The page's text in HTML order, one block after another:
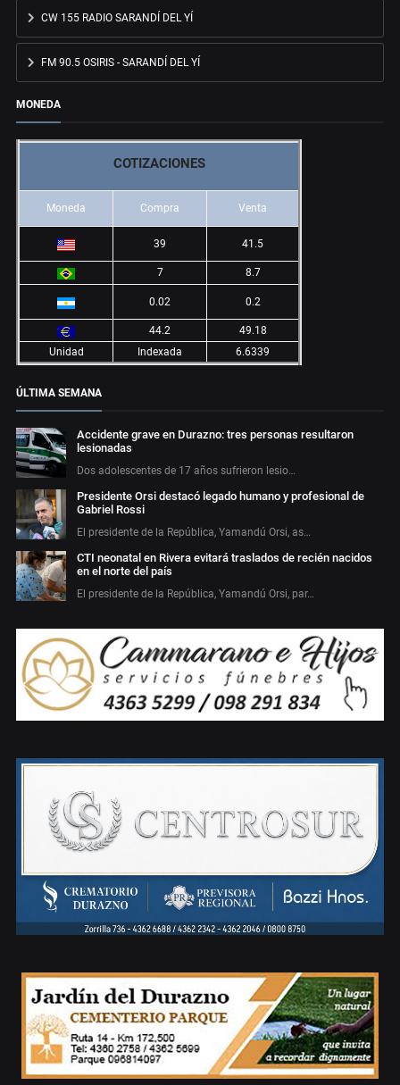
CW 155 RADIO SARANDÍ DEL YÍ
FM 90.5 OSIRIS - SARANDÍ DEL YÍ
MONEDA
COTIZACIONES
Moneda Compra Venta
39 41.5
7 8.7
0.02 0.2
44.2
49.18
Unidad
Indexada 6.6339
ÚLTIMA SEMANA
Accidente grave en Durazno: tres personas resultaron
lesionadas
Dos adolescentes de 17 años sufrieron lesio…
Presidente Orsi destacó legado humano y profesional de
Gabriel Rossi
El presidente de la República, Yamandú Orsi, as…
CTI neonatal en Rivera evitará traslados de recién nacidos
en el norte del país
El presidente de la República, Yamandú Orsi, par…